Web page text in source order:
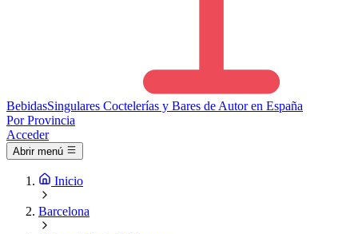
BebidasSingulares Coctelerías y Bares de Autor en España
Por Provincia
Acceder
Abrir menú
Inicio
Barcelona